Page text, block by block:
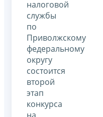
налоговой
службы
по
Приволжскому
федеральному
округу
состоится
второй
этап
конкурса
на